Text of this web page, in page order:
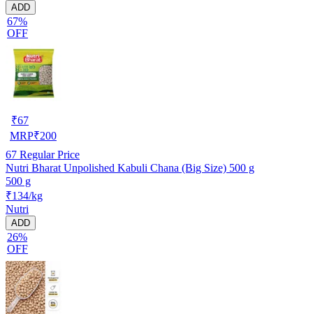
ADD
67%
OFF
₹67
MRP₹200
67 Regular Price
Nutri Bharat Unpolished Kabuli Chana (Big Size) 500 g
500 g
₹134/kg
Nutri
ADD
26%
OFF